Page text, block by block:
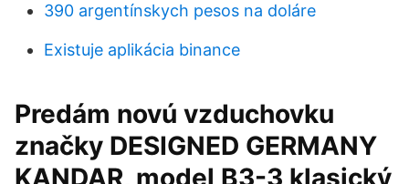
390 argentínskych pesos na doláre
Existuje aplikácia binance
Predám novú vzduchovku
značky DESIGNED GERMANY
KANDAR, model B3-3 klasický